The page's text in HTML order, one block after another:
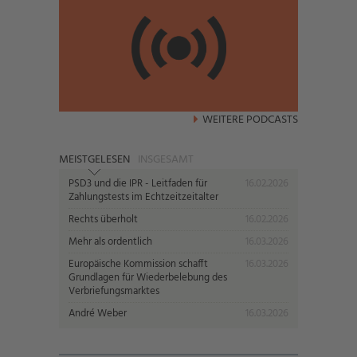
WEITERE PODCASTS
MEISTGELESEN INSGESAMT
PSD3 und die IPR - Leitfaden für
Zahlungstests im Echtzeitzeitalter
Rechts überholt
Mehr als ordentlich
Europäische Kommission schafft
Grundlagen für Wiederbelebung des
Verbriefungsmarktes
André Weber